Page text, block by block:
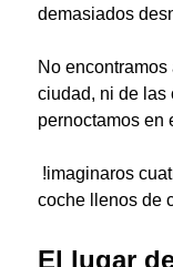
demasiados
No
ciudad, ni de las
pernoctamos en
!imaginaros
coche llenos de
El lugar